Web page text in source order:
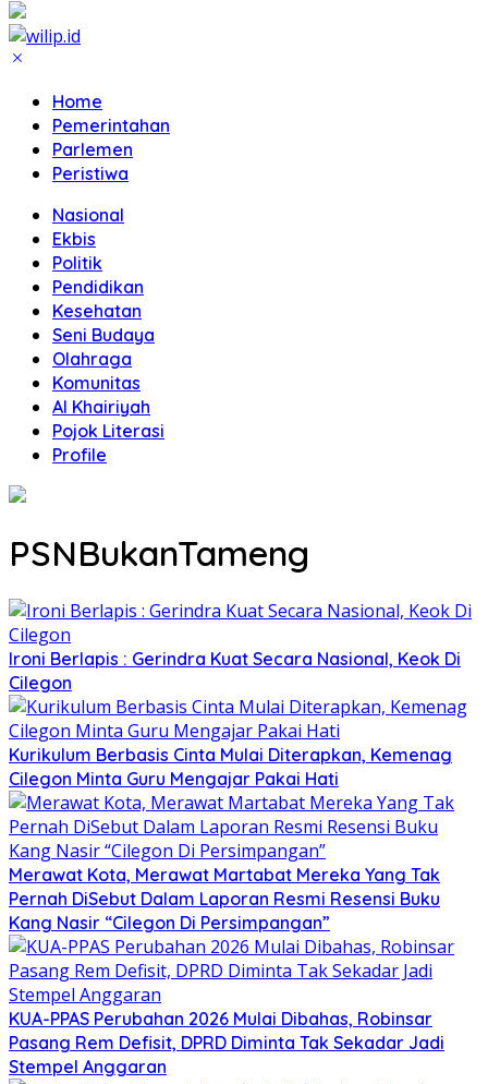
Home
Pemerintahan
Parlemen
Peristiwa
Nasional
Ekbis
Politik
Pendidikan
Kesehatan
Seni Budaya
Olahraga
Komunitas
Al Khairiyah
Pojok Literasi
Profile
PSNBukanTameng
Ironi Berlapis : Gerindra Kuat Secara Nasional, Keok Di
Cilegon
Kurikulum Berbasis Cinta Mulai Diterapkan, Kemenag
Cilegon Minta Guru Mengajar Pakai Hati
Merawat Kota, Merawat Martabat Mereka Yang Tak
Pernah DiSebut Dalam Laporan Resmi Resensi Buku
Kang Nasir “Cilegon Di Persimpangan”
KUA-PPAS Perubahan 2026 Mulai Dibahas, Robinsar
Pasang Rem Defisit, DPRD Diminta Tak Sekadar Jadi
Stempel Anggaran